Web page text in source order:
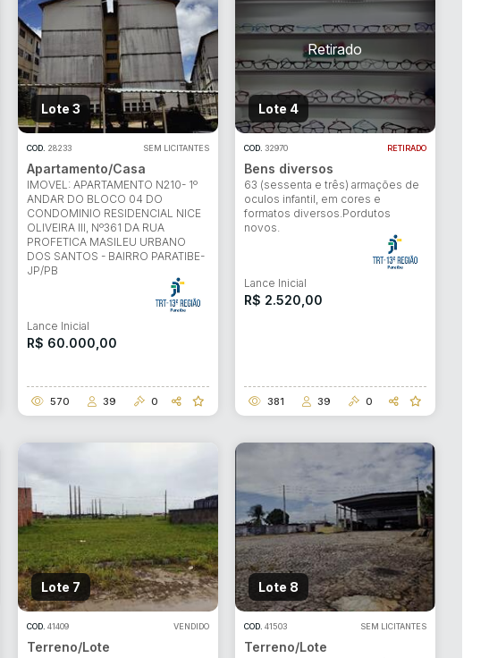
Lote 3
COD. 28233 SEM LICITANTES
Apartamento/Casa
IMOVEL: APARTAMENTO N210- 1º
ANDAR DO BLOCO 04 DO
CONDOMINIO RESIDENCIAL NICE
OLIVEIRA III, Nº361 DA RUA
PROFETICA MASILEU URBANO
DOS SANTOS - BAIRRO PARATIBE-
JP/PB
Lance Inicial
R$ 60.000,00
570 39 0
Lote 4
COD. 32970 RETIRADO
Bens diversos
63 (sessenta e três) armações de
oculos infantil, em cores e
formatos diversos.Pordutos
novos.
Lance Inicial
R$ 2.520,00
381 39 0
Lote 7
COD. 41409 VENDIDO
Terreno/Lote
Lote 8
COD. 41503 SEM LICITANTES
Terreno/Lote